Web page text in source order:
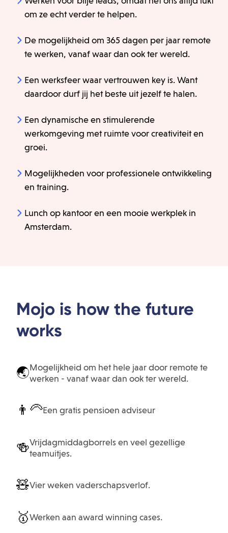
om ze echt verder te helpen.
De mogelijkheid om 365 dagen per jaar remote
te werken, vanaf waar dan ook ter wereld.
Een werksfeer waar vertrouwen key is. Want
daardoor durf jij het beste uit jezelf te halen.
Een dynamische en stimulerende
werkomgeving met ruimte voor creativiteit en
groei.
Mogelijkheden voor professionele ontwikkeling
en training.
Lunch op kantoor en een mooie werkplek in
Amsterdam.
Mojo is how the future
works
🌏Mogelijkheid om het hele jaar door remote te
werken - vanaf waar dan ook ter wereld.
👨‍🦳Een gratis pensioen adviseur
🍻Vrijdagmiddagborrels en veel gezellige
teamuitjes.
🧸Vier weken vaderschapsverlof.
🥇Werken aan award winning cases.